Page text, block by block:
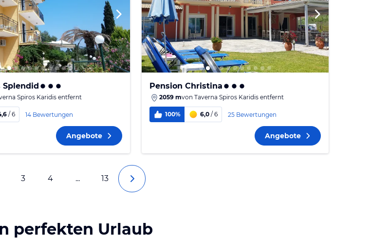
Splendid
Spiros Karidisentfernt
/ 6 14 Bewertungen
Angebote
Pension Christina
2059 mvon Taverna Spiros Karidis entfernt
100% 6,0 / 6 25 Bewertungen
Angebote
3 4 ... 13
perfekten Urlaub